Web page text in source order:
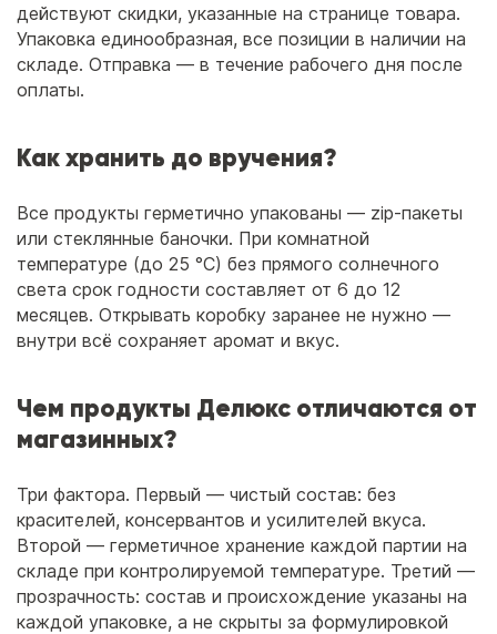
действуют скидки, указанные на странице товара.
Упаковка единообразная, все позиции в наличии на
складе. Отправка — в течение рабочего дня после
оплаты.
Как хранить до вручения?
Все продукты герметично упакованы — zip-пакеты
или стеклянные баночки. При комнатной
температуре (до 25 °C) без прямого солнечного
света срок годности составляет от 6 до 12
месяцев. Открывать коробку заранее не нужно —
внутри всё сохраняет аромат и вкус.
Чем продукты Делюкс отличаются от
магазинных?
Три фактора. Первый — чистый состав: без
красителей, консервантов и усилителей вкуса.
Второй — герметичное хранение каждой партии на
складе при контролируемой температуре. Третий —
прозрачность: состав и происхождение указаны на
каждой упаковке, а не скрыты за формулировкой